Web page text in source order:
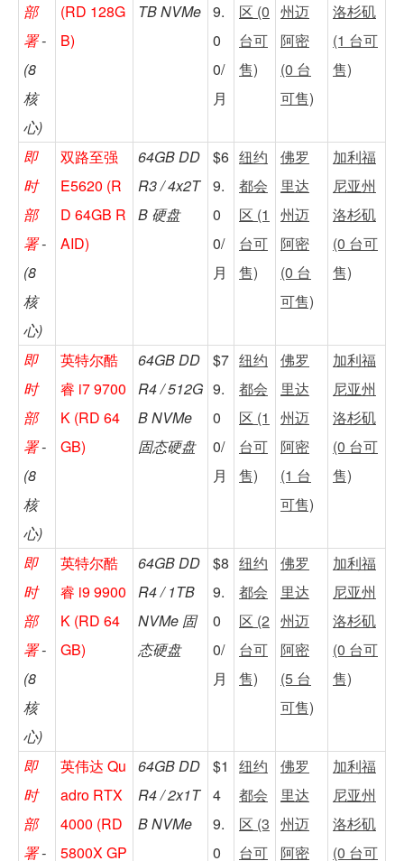
部
署-
(8
核
心)
(RD 128G
B)
TB NVMe 9.
0
0/
月
区 (0
台可
售)
州迈
阿密
(0 台
可售)
洛杉矶
(1 台可
售)
即
时
部
署-
(8
核
心)
双路至强
E5620 (R
D 64GB R
AID)
64GB DD
R3 / 4x2T
B 硬盘
$6
9.
0
0/
月
纽约
都会
区 (1
台可
售)
佛罗
里达
州迈
阿密
(0 台
可售)
加利福
尼亚州
洛杉矶
(0 台可
售)
即
时
部
署-
(8
核
心)
英特尔酷
睿 i7 9700
K (RD 64
GB)
64GB DD
R4 / 512G
B NVMe
固态硬盘
$7
9.
0
0/
月
纽约
都会
区 (1
台可
售)
佛罗
里达
州迈
阿密
(1 台
可售)
加利福
尼亚州
洛杉矶
(0 台可
售)
即
时
部
署-
(8
核
心)
英特尔酷
睿 i9 9900
K (RD 64
GB)
64GB DD
R4 / 1TB
NVMe 固
态硬盘
$8
9.
0
0/
月
纽约
都会
区 (2
台可
售)
佛罗
里达
州迈
阿密
(5 台
可售)
加利福
尼亚州
洛杉矶
(0 台可
售)
即
时
部
署-
英伟达 Qu
adro RTX
4000 (RD
5800X GP
64GB DD
R4 / 2x1T
B NVMe
$1
4
9.
0
纽约
都会
区 (3
台可
佛罗
里达
州迈
阿密
加利福
尼亚州
洛杉矶
(0 台可